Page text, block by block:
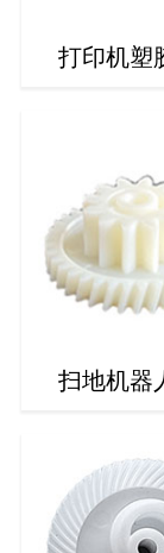
打印机塑
扫地机器